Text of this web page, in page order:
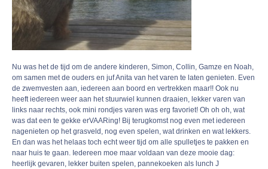
Nu was het de tijd om de andere kinderen, Simon, Collin, Gamze en Noah,
om samen met de ouders en juf Anita van het varen te laten genieten. Even
de zwemvesten aan, iedereen aan boord en vertrekken maar!! Ook nu
heeft iedereen weer aan het stuurwiel kunnen draaien, lekker varen van
links naar rechts, ook mini rondjes varen was erg favoriet! Oh oh oh, wat
was dat een te gekke erVAARing! Bij terugkomst nog even met iedereen
nagenieten op het grasveld, nog even spelen, wat drinken en wat lekkers.
En dan was het helaas toch echt weer tijd om alle spulletjes te pakken en
naar huis te gaan. Iedereen moe maar voldaan van deze mooie dag:
heerlijk gevaren, lekker buiten spelen, pannekoeken als lunch J